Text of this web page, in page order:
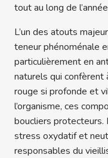
tout au long de
L’un des atouts
teneur phénoménale
particulièrement en
naturels qui confèrent
rouge si profonde et
l’organisme, ces
boucliers
stress oxydatif et
responsables du